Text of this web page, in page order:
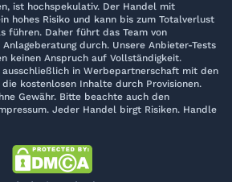
ist hochspekulativ. Der Handel mit
hohes Risiko und kann bis zum Totalverlust
führen. Daher führt das Team von
durch. Unsere Anbieter-Tests
keinen Anspruch auf Vollständigkeit.
in Werbepartnerschaft mit den
kostenlosen Inhalte durch Provisionen.
Gewähr. Bitte beachte auch den
Jeder Handel birgt Risiken. Handle